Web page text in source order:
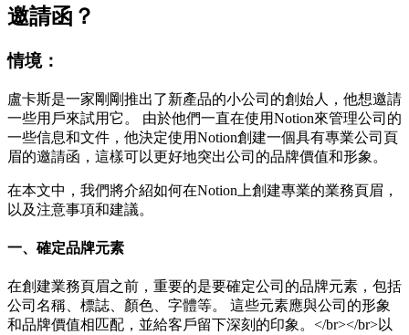
邀請函？
情境：
盧卡斯是一家剛剛推出了新產品的小公司的創始人，他想邀請
一些用戶來試用它。 由於他們一直在使用Notion來管理公司的
一些信息和文件，他決定使用Notion創建一個具有專業公司頁
眉的邀請函，這樣可以更好地突出公司的品牌價值和形象。
在本文中，我們將介紹如何在Notion上創建專業的業務頁眉，
以及注意事項和建議。
一、確定品牌元素
在創建業務頁眉之前，重要的是要確定公司的品牌元素，包括
公司名稱、標誌、顏色、字體等。 這些元素應與公司的形象
和品牌價值相匹配，並給客戶留下深刻的印象。</br></br>以